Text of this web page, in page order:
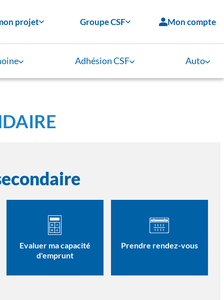
projet Groupe CSF Mon compte
Adhésion CSF Auto
Evaluer ma capacité
d'emprunt
Prendre rendez-vous